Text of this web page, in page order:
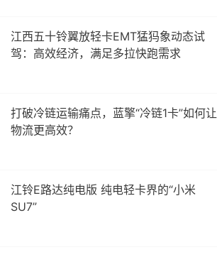
江西五十铃翼放轻卡EMT猛犸象动态试
驾：高效经济，满足多拉快跑需求
打破冷链运输痛点，蓝擎“冷链1卡”如何让
物流更高效？
江铃E路达纯电版 纯电轻卡界的“小米
SU7”